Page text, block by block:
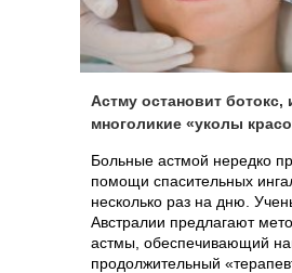
Астму остановит ботокс,
многоликие «уколы
Больные астмой нередко
помощи спасительных
несколько раз на дню.
Австралии предлагают
астмы, обеспечивающий
продолжительный